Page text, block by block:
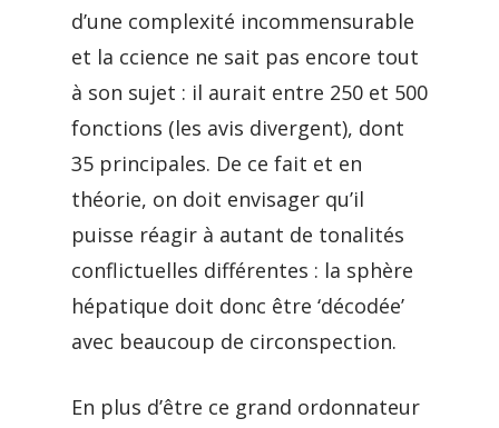
d’une complexité incommensurable
et la ccience ne sait pas encore tout
à son sujet : il aurait entre 250 et 500
fonctions (les avis divergent), dont
35 principales. De ce fait et en
théorie, on doit envisager qu’il
puisse réagir à autant de tonalités
conflictuelles différentes : la sphère
hépatique doit donc être ‘décodée’
avec beaucoup de circonspection.
En plus d’être ce grand ordonnateur